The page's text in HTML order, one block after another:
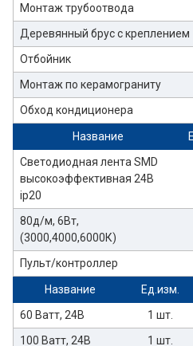
Монтаж трубоотвода
Деревянный брус с креплением
Отбойник
Монтаж по керамограниту
Обход кондиционера
Название
Светодиодная лента SMD
высокоэффективная 24В
ip20
80д/м, 6Вт,
(3000,4000,6000К)
Пульт/контроллер
Название Ед.изм.
60 Ватт, 24В
1 шт.
100 Ватт, 24В
1 шт.